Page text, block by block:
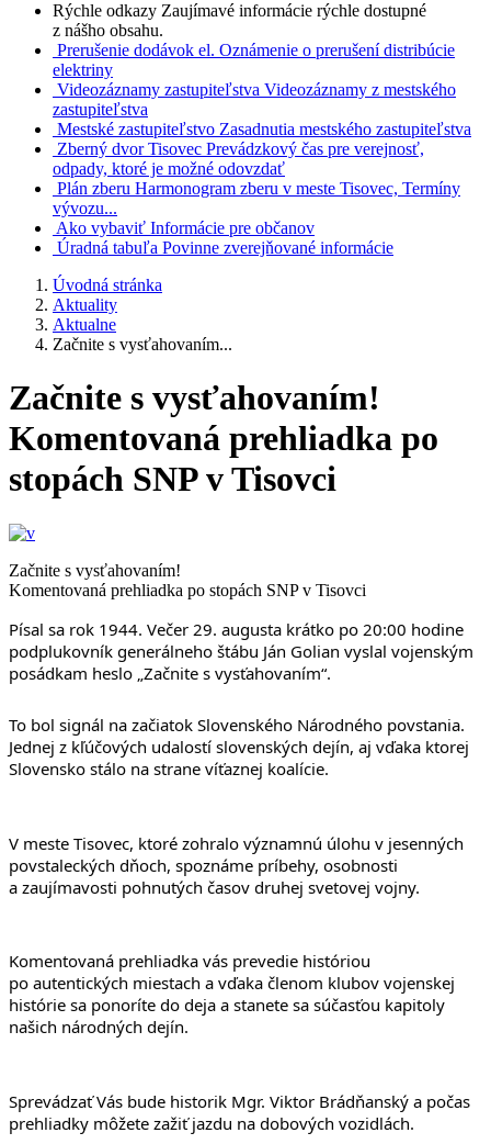
Rýchle odkazy Zaujímavé informácie rýchle dostupné
z nášho obsahu.
Prerušenie dodávok el. Oznámenie o prerušení distribúcie
elektriny
Videozáznamy zastupiteľstva Videozáznamy z mestského
zastupiteľstva
Mestské zastupiteľstvo Zasadnutia mestského zastupiteľstva
Zberný dvor Tisovec Prevádzkový čas pre verejnosť,
odpady, ktoré je možné odovzdať
Plán zberu Harmonogram zberu v meste Tisovec, Termíny
vývozu...
Ako vybaviť Informácie pre občanov
Úradná tabuľa Povinne zverejňované informácie
Úvodná stránka
Aktuality
Aktualne
Začnite s vysťahovaním...
Začnite s vysťahovaním!
Komentovaná prehliadka po
stopách SNP v Tisovci
Začnite s vysťahovaním!
Komentovaná prehliadka po stopách SNP v Tisovci
Písal sa rok 1944. Večer 29. augusta krátko po 20:00 hodine
podplukovník generálneho štábu Ján Golian vyslal vojenským
posádkam heslo „Začnite s vysťahovaním“.
To bol signál na začiatok Slovenského Národného povstania.
Jednej z kľúčových udalostí slovenských dejín, aj vďaka ktorej
Slovensko stálo na strane víťaznej koalície.
V meste Tisovec, ktoré zohralo významnú úlohu v jesenných
povstaleckých dňoch, spoznáme príbehy, osobnosti
a zaujímavosti pohnutých časov druhej svetovej vojny.
Komentovaná prehliadka vás prevedie históriou
po autentických miestach a vďaka členom klubov vojenskej
histórie sa ponoríte do deja a stanete sa súčasťou kapitoly
našich národných dejín.
Sprevádzať Vás bude historik Mgr. Viktor Brádňanský a počas
prehliadky môžete zažiť jazdu na dobových vozidlách.